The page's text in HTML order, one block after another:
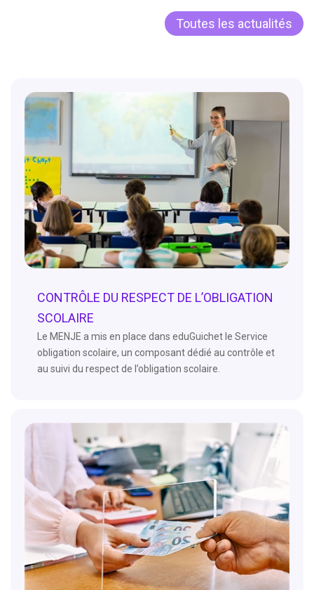
Toutes les actualités
CONTRÔLE DU RESPECT DE L’OBLIGATION
SCOLAIRE
Le MENJE a mis en place dans eduGuichet le Service
obligation scolaire, un composant dédié au contrôle et
au suivi du respect de l’obligation scolaire.